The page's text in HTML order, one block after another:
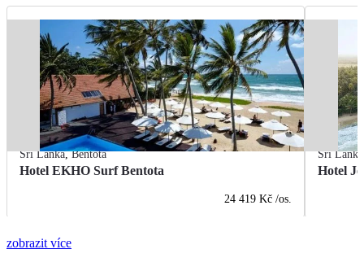
Srí Lanka,Bentota
Hotel EKHO Surf Bentota
24 419 Kč /os.
Srí Lanka
Hotel
zobrazit více